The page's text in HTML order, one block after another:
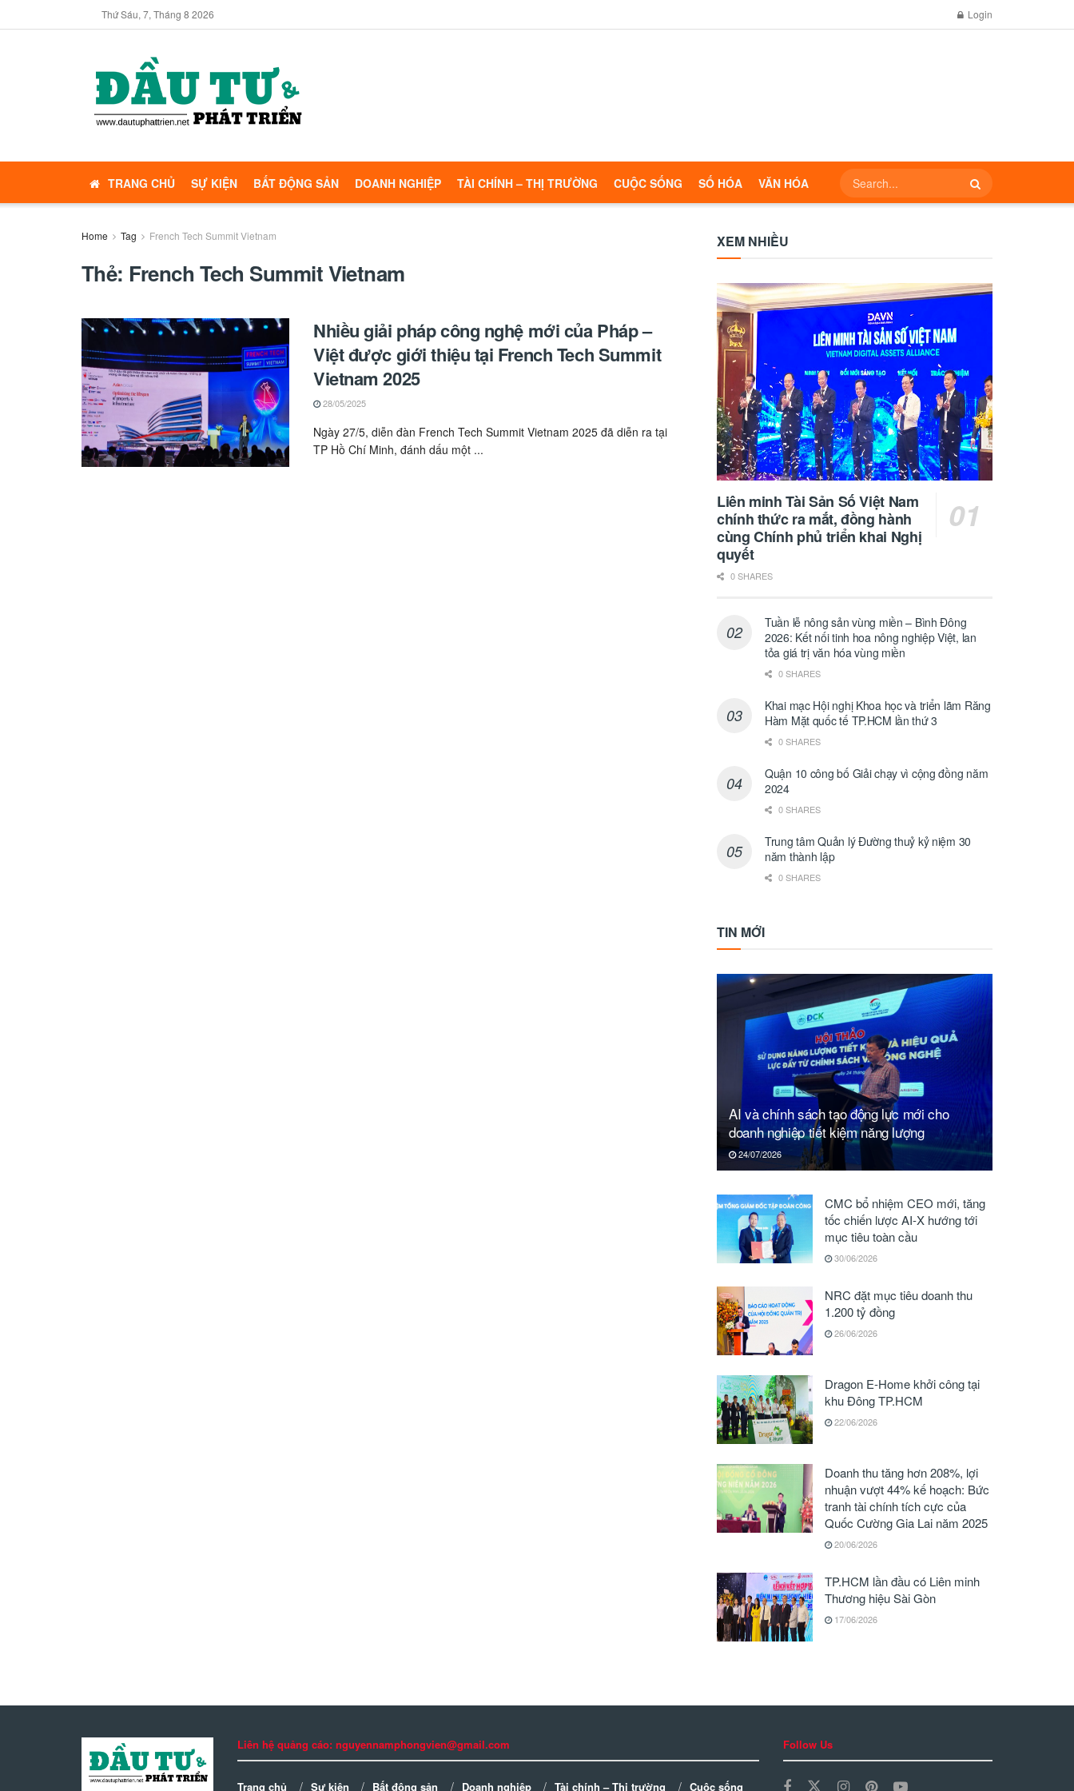
Thứ Sáu, 7, Tháng 8 2026 Login
TRANG CHỦ SỰ KIỆN BẤT ĐỘNG SẢN DOANH NGHIỆP TÀI CHÍNH – THỊ TRƯỜNG CUỘC SỐNG SỐ HÓA VĂN HÓA
Home Tag French Tech Summit Vietnam
Thẻ: French Tech Summit Vietnam
Nhiều giải pháp công nghệ mới của Pháp –
Việt được giới thiệu tại French Tech Summit
Vietnam 2025
28/05/2025
Ngày 27/5, diễn đàn French Tech Summit Vietnam 2025 đã diễn ra tại
TP Hồ Chí Minh, đánh dấu một ...
XEM NHIỀU
Liên minh Tài Sản Số Việt Nam
chính thức ra mắt, đồng hành
cùng Chính phủ triển khai Nghị
quyết
0 SHARES
Tuần lễ nông sản vùng miền – Bình Đông
2026: Kết nối tinh hoa nông nghiệp Việt, lan
tỏa giá trị văn hóa vùng miền
0 SHARES
Khai mạc Hội nghị Khoa học và triển lãm Răng
Hàm Mặt quốc tế TP.HCM lần thứ 3
0 SHARES
Quận 10 công bố Giải chạy vì cộng đồng năm
2024
0 SHARES
Trung tâm Quản lý Đường thuỷ kỷ niệm 30
năm thành lập
0 SHARES
TIN MỚI
AI và chính sách tạo động lực mới cho
doanh nghiệp tiết kiệm năng lượng
24/07/2026
CMC bổ nhiệm CEO mới, tăng
tốc chiến lược AI-X hướng tới
mục tiêu toàn cầu
30/06/2026
NRC đặt mục tiêu doanh thu
1.200 tỷ đồng
26/06/2026
Dragon E-Home khởi công tại
khu Đông TP.HCM
22/06/2026
Doanh thu tăng hơn 208%, lợi
nhuận vượt 44% kế hoạch: Bức
tranh tài chính tích cực của
Quốc Cường Gia Lai năm 2025
20/06/2026
TP.HCM lần đầu có Liên minh
Thương hiệu Sài Gòn
17/06/2026
Liên hệ quảng cáo: nguyennamphongvien@gmail.com
Trang chủ Sự kiện Bất động sản Doanh nghiệp Tài chính – Thị trường Cuộc sống
Follow Us